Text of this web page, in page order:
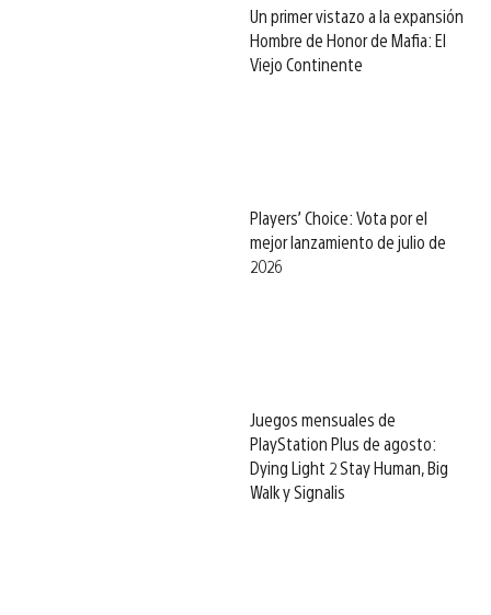
Un primer vistazo a la expansión
Hombre de Honor de Mafia: El
Viejo Continente
Players’ Choice: Vota por el
mejor lanzamiento de julio de
2026
Juegos mensuales de
PlayStation Plus de agosto:
Dying Light 2 Stay Human, Big
Walk y Signalis